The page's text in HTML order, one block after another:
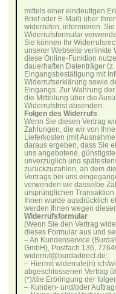
mittels einer eindeutigen
Brief oder E-Mail) über
widerrufen, informieren.
Widerrufsformular
Sie können Ihr
unserer Webseite verlinkte
diese Online-Funktion
dauerhaften Datenträger
Eingangsbestätigung mit
Widerrufserklärung sowie
Eingangs. Zur Wahrung
die Mitteilung über die
Widerrufsfrist absenden.
Folgen des Widerrufs
Wenn Sie diesen Vertrag
Zahlungen, die wir von
Lieferkosten (mit
daraus ergeben, dass Sie
uns angebotene,
unverzüglich und
zurückzuzahlen, an dem
Vertrags bei uns
verwenden wir dasselbe
ursprünglichen
Ihnen wurde ausdrücklich
werden Ihnen wegen
Widerrufsformular
(Wenn Sie den Vertrag
dieses Formular aus und
– An Kundenservice
GmbH), Postfach 136,
widerruf@burdadirect.de:
– Hiermit widerrufe(n) ich/
abgeschlossenen Vertrag
(*)/die Erbringung der
– Kunden- und/oder